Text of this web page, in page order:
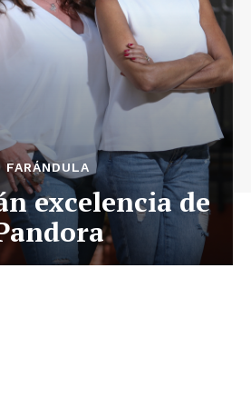
FARÁNDULA
excelencia de